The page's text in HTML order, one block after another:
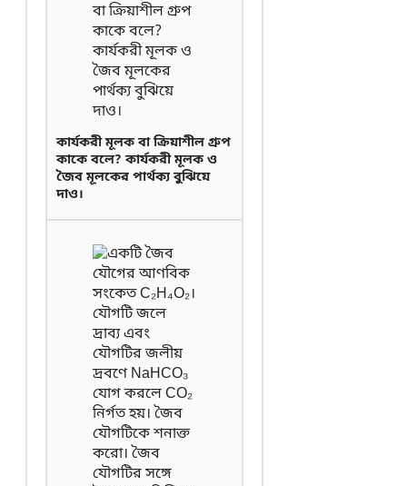
কার্যকরী মূলক বা ক্রিয়াশীল গ্রুপ
কাকে বলে? কার্যকরী মূলক ও
জৈব মূলকের পার্থক্য বুঝিয়ে
দাও।